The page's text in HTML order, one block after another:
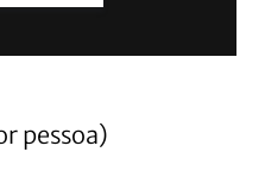
solicitação de
pessoa)